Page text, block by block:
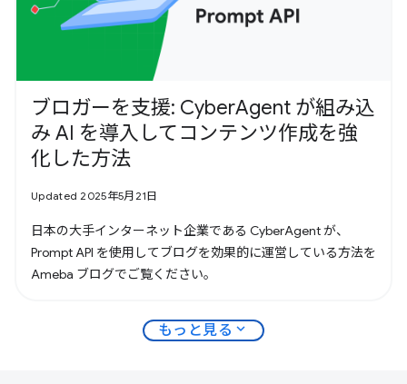
ブロガーを支援: CyberAgent が組み込
み AI を導入してコンテンツ作成を強
化した方法
Updated 2025年5月21日
日本の大手インターネット企業である CyberAgent が、
Prompt API を使用してブログを効果的に運営している方法を
Ameba ブログでご覧ください。
もっと見る expand_more